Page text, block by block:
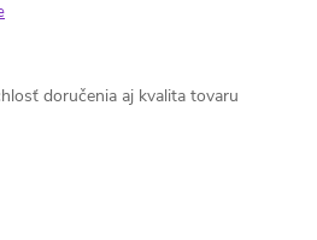
doručenia aj kvalita tovaru